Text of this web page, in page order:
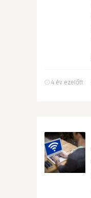
4 év ezelőtt